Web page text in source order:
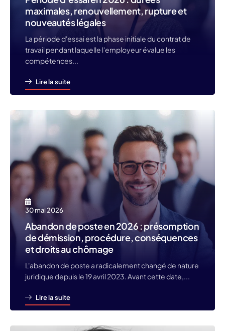
maximales, renouvellement, rupture et
nouveautés légales
La période d'essai est la phase initiale du contrat de
travail pendant laquelle l'employeur évalue les
compétences...
Lire la suite
30 mai 2026
Abandon de poste en 2026 : présomption
de démission, procédure, conséquences
et droits au chômage
L'abandon de poste a radicalement changé de nature
juridique depuis le 19 avril 2023. Avant cette date,...
Lire la suite